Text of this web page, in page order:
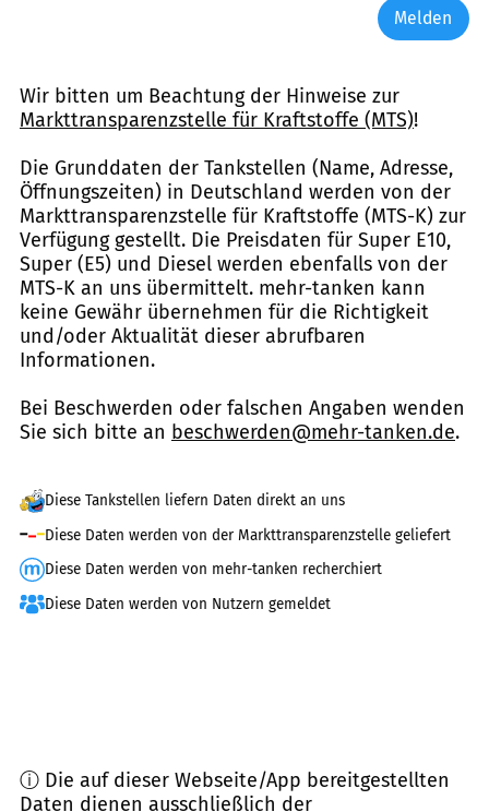
Melden
Wir bitten um Beachtung der Hinweise zur
Markttransparenzstelle für Kraftstoffe (MTS)!
Die Grunddaten der Tankstellen (Name, Adresse,
Öffnungszeiten) in Deutschland werden von der
Markttransparenzstelle für Kraftstoffe (MTS-K) zur
Verfügung gestellt. Die Preisdaten für Super E10,
Super (E5) und Diesel werden ebenfalls von der
MTS-K an uns übermittelt. mehr-tanken kann
keine Gewähr übernehmen für die Richtigkeit
und/oder Aktualität dieser abrufbaren
Informationen.
Bei Beschwerden oder falschen Angaben wenden
Sie sich bitte an beschwerden@mehr-tanken.de.
Diese Tankstellen liefern Daten direkt an uns
Diese Daten werden von der Markttransparenzstelle geliefert
Diese Daten werden von mehr-tanken recherchiert
Diese Daten werden von Nutzern gemeldet
ⓘ Die auf dieser Webseite/App bereitgestellten
Daten dienen ausschließlich der